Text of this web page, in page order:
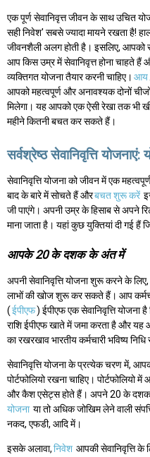
एक पूर्ण सेवानिवृत्त जीवन के साथ उचित
सही निवेश' सबसे ज्यादा मायने रखता है!
जीवनशैली अलग होती है। इसलिए,
आप किस उम्र में सेवानिवृत्त होना चाहते
व्यक्तिगत योजना तैयार करनी चाहिए। आय
आपको महत्वपूर्ण और अनावश्यक दोनों
मिलेगा। यह आपको एक ऐसी रेखा तक भी
महीने कितनी बचत कर सकते हैं।
सर्वश्रेष्ठ सेवानिवृत्ति
सेवानिवृत्ति योजना को जीवन में एक
बाद के बारे में सोचते हैं औरबचत शुरू करें
जी पाएंगे। अपनी उम्र के हिसाब से अपने
माना जाता है। यहां कुछ युक्तियां दी गई
आपके 20 के दशक के अंत में
अपनी सेवानिवृत्ति योजना शुरू करने के लिए,
लाभों की खोज शुरू कर सकते हैं। आप
(ईपीएफ) ईपीएफ एक सेवानिवृत्ति योजना
राशि ईपीएफ खाते में जमा करता है और
का रखरखाव भारतीय कर्मचारी भविष्य
सेवानिवृत्ति योजना के प्रत्येक चरण में,
पोर्टफोलियो रखना चाहिए।
और कैश एसेट्स होते हैं। अपने 20 के दशक
योजना या तो अधिक जोखिम लेने वाली
नकद, एफडी, आदि में।
इसके अलावा,निवेश आपकी सेवानिवृत्ति के